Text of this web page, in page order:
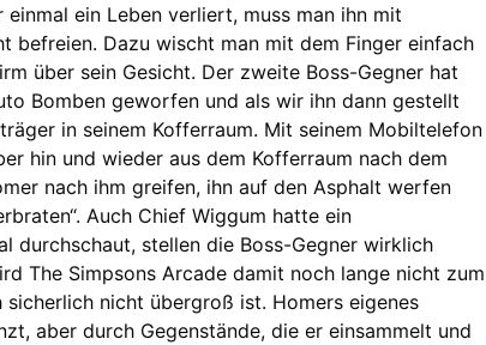
einmal ein Leben verliert, muss man ihn mit
befreien. Dazu wischt man mit dem Finger einfach
über sein Gesicht. Der zweite Boss-Gegner hat
Bomben geworfen und als wir ihn dann gestellt
in seinem Kofferraum. Mit seinem Mobiltelefon
hin und wieder aus dem Kofferraum nach dem
nach ihm greifen, ihn auf den Asphalt werfen
Auch Chief Wiggum hatte ein
durchschaut, stellen die Boss-Gegner wirklich
The Simpsons Arcade damit noch lange nicht zum
nicht übergroß ist. Homers eigenes
aber durch Gegenstände, die er einsammelt und